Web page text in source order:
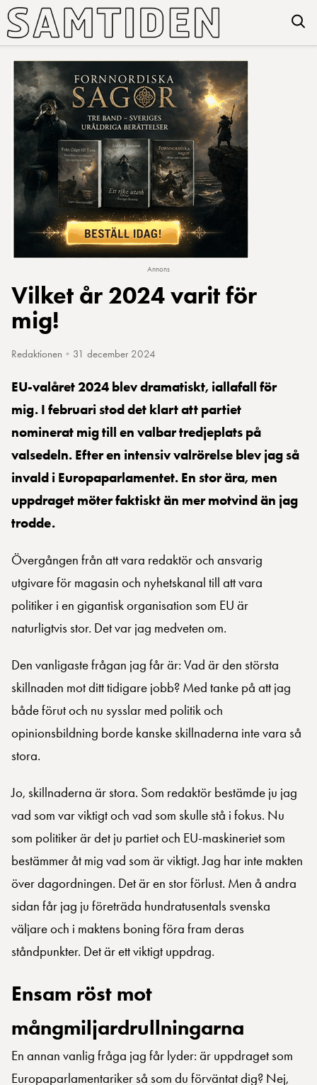
Annons
Vilket år 2024 varit för
mig!
Redaktionen • 31 december 2024
EU-valåret 2024 blev dramatiskt, iallafall för
mig. I februari stod det klart att partiet
nominerat mig till en valbar tredjeplats på
valsedeln. Efter en intensiv valrörelse blev jag så
invald i Europaparlamentet. En stor ära, men
uppdraget möter faktiskt än mer motvind än jag
trodde.
Övergången från att vara redaktör och ansvarig
utgivare för magasin och nyhetskanal till att vara
politiker i en gigantisk organisation som EU är
naturligtvis stor. Det var jag medveten om.
Den vanligaste frågan jag får är: Vad är den största
skillnaden mot ditt tidigare jobb? Med tanke på att jag
både förut och nu sysslar med politik och
opinionsbildning borde kanske skillnaderna inte vara så
stora.
Jo, skillnaderna är stora. Som redaktör bestämde ju jag
vad som var viktigt och vad som skulle stå i fokus. Nu
som politiker är det ju partiet och EU-maskineriet som
bestämmer åt mig vad som är viktigt. Jag har inte makten
över dagordningen. Det är en stor förlust. Men å andra
sidan får jag ju företräda hundratusentals svenska
väljare och i maktens boning föra fram deras
ståndpunkter. Det är ett viktigt uppdrag.
Ensam röst mot
mångmiljardrullningarna
En annan vanlig fråga jag får lyder: är uppdraget som
Europaparlamentariker så som du förväntat dig? Nej,